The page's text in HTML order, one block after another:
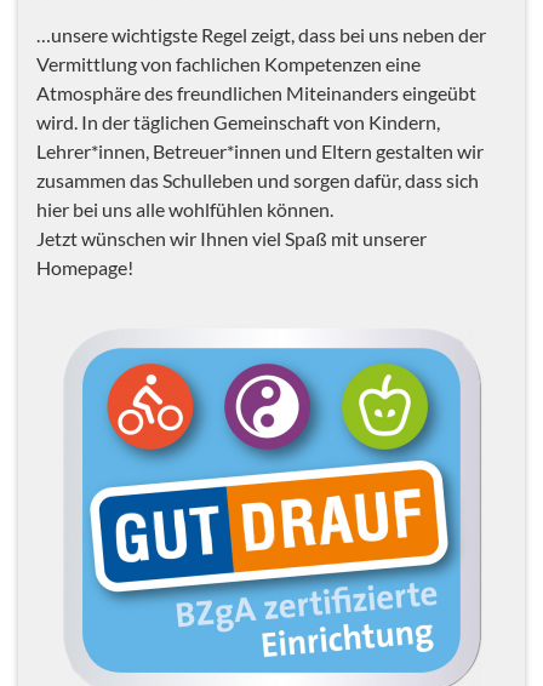
…unsere wichtigste Regel zeigt, dass bei uns neben der
Vermittlung von fachlichen Kompetenzen eine
Atmosphäre des freundlichen Miteinanders eingeübt
wird. In der täglichen Gemeinschaft von Kindern,
Lehrer*innen, Betreuer*innen und Eltern gestalten wir
zusammen das Schulleben und sorgen dafür, dass sich
hier bei uns alle wohlfühlen können.
Jetzt wünschen wir Ihnen viel Spaß mit unserer
Homepage!